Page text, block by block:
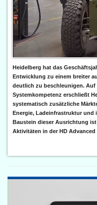
Heidelberg hat das
Entwicklung zu einem breiter
deutlich zu beschleunigen.
Systemkompetenz erschließt
systematisch zusätzliche
Energie, Ladeinfrastruktur
Baustein dieser Ausrichtung
Aktivitäten in der HD Advanced